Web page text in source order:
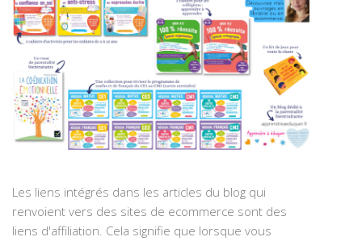
Les liens intégrés dans les articles du blog qui
renvoient vers des sites de ecommerce sont des
liens d'affiliation. Cela signifie que lorsque vous